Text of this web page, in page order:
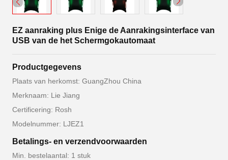
EZ aanraking plus Enige de Aanrakingsinterface van
USB van de het Schermgokautomaat
Productgegevens
Plaats van herkomst: GuangZhou China
Merknaam: Lie Jiang
Certificering: Rosh
Modelnummer: LJEZ1
Betalings- en verzendvoorwaarden
Min. bestelaantal: 1 stuk